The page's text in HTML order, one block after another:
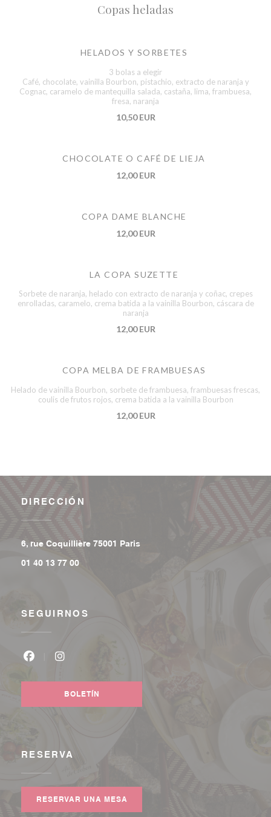
Copas heladas
HELADOS Y SORBETES
3 bolas a elegir
Café, chocolate, vainilla Bourbon, pistachio, extracto de naranja y
Cognac, caramelo de mantequilla salada, castaña, lima, frambuesa,
fresa, naranja
10,50 EUR
CHOCOLATE O CAFÉ DE LIEJA
12,00 EUR
COPA DAME BLANCHE
12,00 EUR
LA COPA SUZETTE
Sorbete de naranja, helado con extracto de naranja y coñac, crepes
enrolladas, caramelo, crema batida a la vainilla Bourbon, cáscara de
naranja
12,00 EUR
COPA MELBA DE FRAMBUESAS
Helado de vainilla Bourbon, sorbete de frambuesa, frambuesas frescas,
coulis de frutos rojos, crema batida a la vainilla Bourbon
12,00 EUR
DIRECCIÓN
6, rue Coquillière 75001 Paris
01 40 13 77 00
SEGUIRNOS
BOLETÍN
RESERVA
RESERVAR UNA MESA